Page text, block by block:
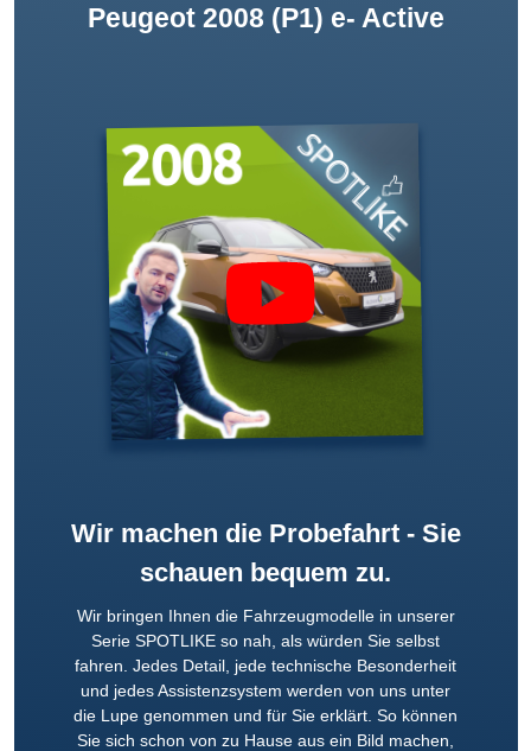
Peugeot 2008 (P1) e- Active
Wir machen die Probefahrt - Sie
schauen bequem zu.
Wir bringen Ihnen die Fahrzeugmodelle in unserer
Serie SPOTLIKE so nah, als würden Sie selbst
fahren. Jedes Detail, jede technische Besonderheit
und jedes Assistenzsystem werden von uns unter
die Lupe genommen und für Sie erklärt. So können
Sie sich schon von zu Hause aus ein Bild machen,